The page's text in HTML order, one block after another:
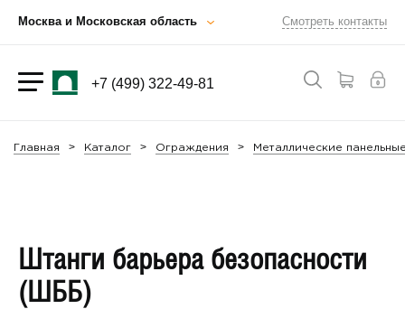
Москва и Московская область Смотреть контакты
+7 (499) 322-49-81
Главная Каталог Ограждения Металлические
Штанги барьера безопасности
(ШББ)